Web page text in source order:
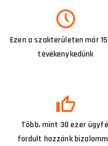
Ezen a szakterületen már
tevékenykedünk
Több, mint 30 ezer
fordult hozzánk